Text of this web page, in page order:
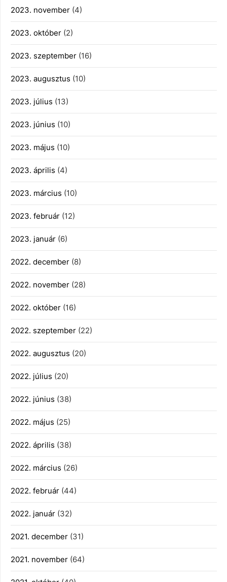
2023. november (4)
2023. október (2)
2023. szeptember (16)
2023. augusztus (10)
2023. július (13)
2023. június (10)
2023. május (10)
2023. április (4)
2023. március (10)
2023. február (12)
2023. január (6)
2022. december (8)
2022. november (28)
2022. október (16)
2022. szeptember (22)
2022. augusztus (20)
2022. július (20)
2022. június (38)
2022. május (25)
2022. április (38)
2022. március (26)
2022. február (44)
2022. január (32)
2021. december (31)
2021. november (64)